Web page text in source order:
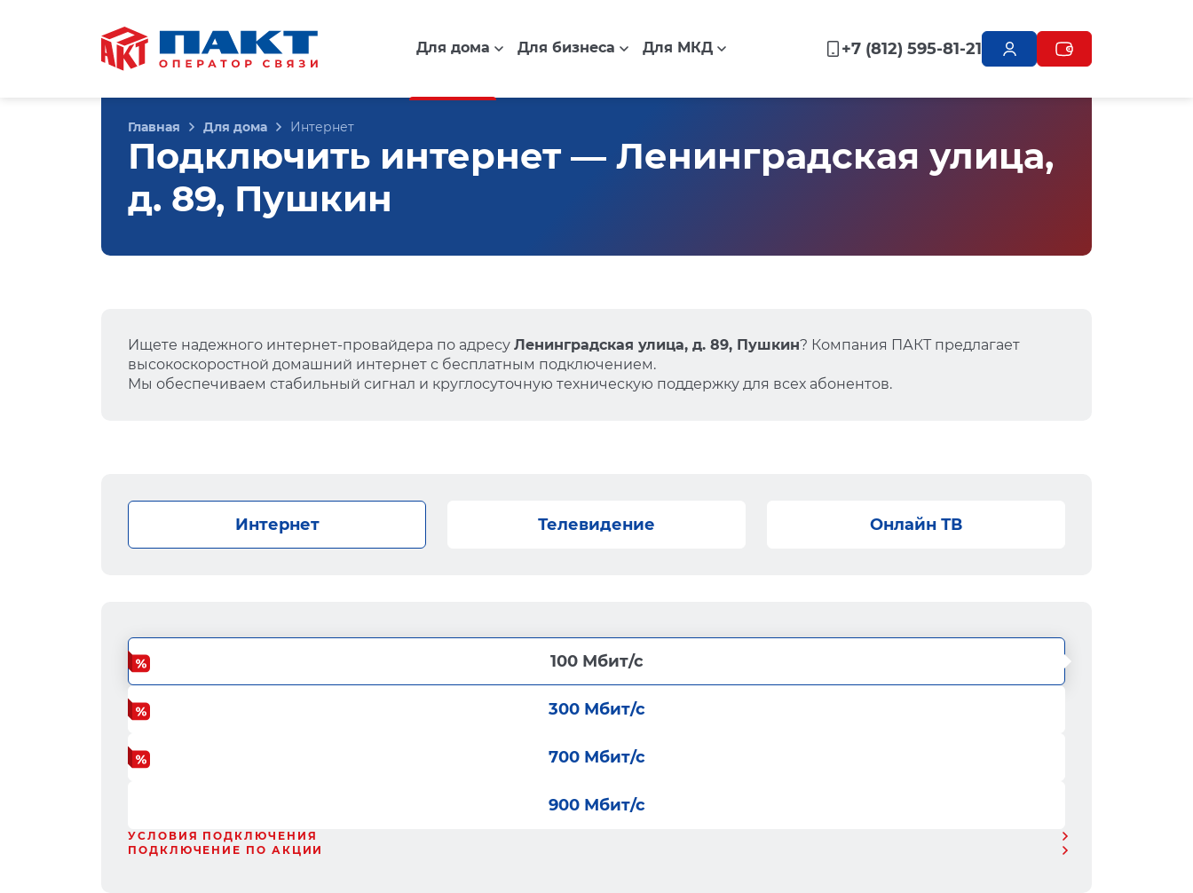
Для дома Для бизнеса Для МКД +7 (812) 595-81-21
Главная Для дома Интернет
Подключить интернет — Ленинградская улица,
д. 89, Пушкин
Ищете надежного интернет-провайдера по адресу Ленинградская улица, д. 89, Пушкин? Компания ПАКТ предлагает
высокоскоростной домашний интернет с бесплатным подключением.
Мы обеспечиваем стабильный сигнал и круглосуточную техническую поддержку для всех абонентов.
Интернет Телевидение Онлайн ТВ
100 Мбит/с
300 Мбит/с
700 Мбит/с
900 Мбит/с
УСЛОВИЯ ПОДКЛЮЧЕНИЯ
ПОДКЛЮЧЕНИЕ ПО АКЦИИ